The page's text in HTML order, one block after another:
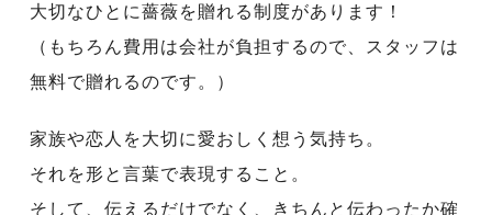
大切なひとに薔薇を贈れる制度があります！
（もちろん費用は会社が負担するので、スタッフは
無料で贈れるのです。）
家族や恋人を大切に愛おしく想う気持ち。
それを形と言葉で表現すること。
そして、伝えるだけでなく、きちんと伝わったか確